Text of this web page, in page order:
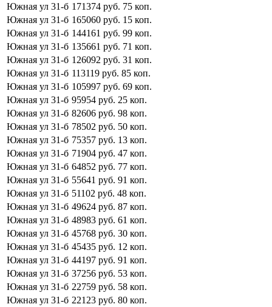
Южная ул 31-б 171374 руб. 75 коп.
Южная ул 31-б 165060 руб. 15 коп.
Южная ул 31-б 144161 руб. 99 коп.
Южная ул 31-б 135661 руб. 71 коп.
Южная ул 31-б 126092 руб. 31 коп.
Южная ул 31-б 113119 руб. 85 коп.
Южная ул 31-б 105997 руб. 69 коп.
Южная ул 31-б 95954 руб. 25 коп.
Южная ул 31-б 82606 руб. 98 коп.
Южная ул 31-б 78502 руб. 50 коп.
Южная ул 31-б 75357 руб. 13 коп.
Южная ул 31-б 71904 руб. 47 коп.
Южная ул 31-б 64852 руб. 77 коп.
Южная ул 31-б 55641 руб. 91 коп.
Южная ул 31-б 51102 руб. 48 коп.
Южная ул 31-б 49624 руб. 87 коп.
Южная ул 31-б 48983 руб. 61 коп.
Южная ул 31-б 45768 руб. 30 коп.
Южная ул 31-б 45435 руб. 12 коп.
Южная ул 31-б 44197 руб. 91 коп.
Южная ул 31-б 37256 руб. 53 коп.
Южная ул 31-б 22759 руб. 58 коп.
Южная ул 31-б 22123 руб. 80 коп.